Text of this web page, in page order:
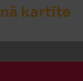
kartīte